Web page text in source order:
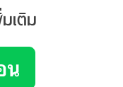
เติม